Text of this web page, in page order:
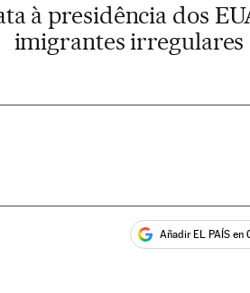
à presidência dos
imigrantes irregulares
Añadir EL PAÍS en